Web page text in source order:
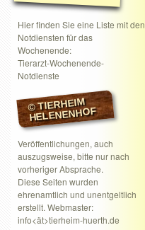
Hier finden Sie eine Liste mit den
Notdiensten für das
Wochenende:
Tierarzt-Wochenende-
Notdienste
© TIERHEIM
HELENENHOF
Veröffentlichungen, auch
auszugsweise, bitte nur nach
vorheriger Absprache.
Diese Seiten wurden
ehrenamtlich und unentgeltlich
erstellt. Webmaster:
info<ät>tierheim-huerth.de